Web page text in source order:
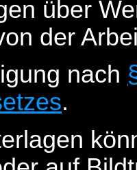
über
der
nach
.